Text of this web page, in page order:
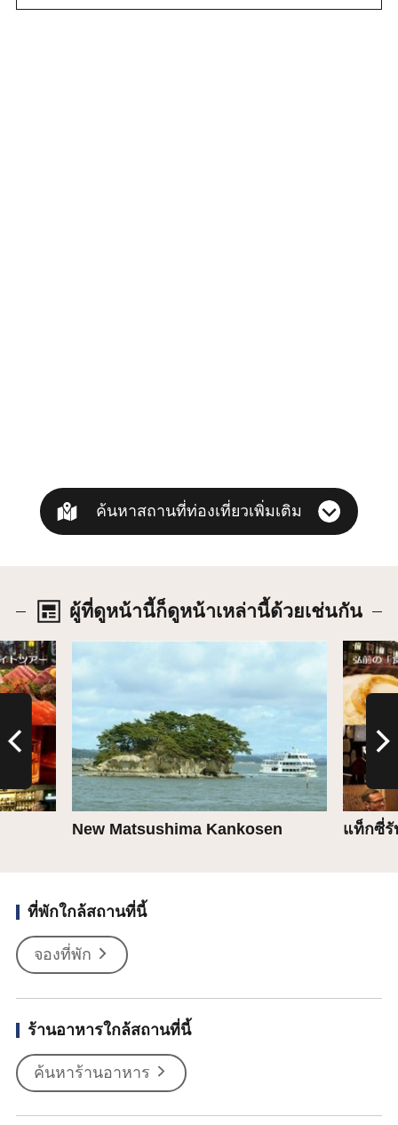
ค้นหาสถานที่ท่องเที่ยวเพิ่มเติม
ผู้ที่ดูหน้านี้ก็ดูหน้าเหล่านี้ด้วยเช่นกัน
New Matsushima Kankosen แท็กซี่รั
รายละ
ที่พักใกล้สถานที่นี้
จองที่พัก
ร้านอาหารใกล้สถานที่นี้
ค้นหาร้านอาหาร